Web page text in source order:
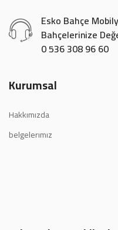
Esko Bahçe
Bahçelerinize
0 536 308 96 60
Kurumsal
Hakkımızda
belgelerımız